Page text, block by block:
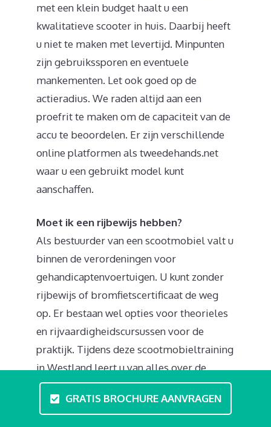
met een klein budget haalt u een
kwalitatieve scooter in huis. Daarbij heeft
u niet te maken met levertijd. Minpunten
zijn gebruikssporen en eventuele
mankementen. Let ook goed op de
actieradius. We raden altijd aan een
proefrit te maken om de capaciteit van de
accu te beoordelen. Er zijn verschillende
online platformen als tweedehands.net
waar u een gebruikt model kunt
aanschaffen.
Moet ik een rijbewijs hebben?
Als bestuurder van een scootmobiel valt u
binnen de verordeningen voor
gehandicaptenvoertuigen. U kunt zonder
rijbewijs of bromfietscertificaat de weg
op. Er bestaan wel opties voor theorieles
en rijvaardigheidscursussen voor de
praktijk. Tijdens deze scootmobieltraining
in Westland leert u van alles over de
voorrangsregels en en kunt u uw
behendigheid ontwikkelen. In de basis zijn
GRATIS BROCHURE AANVRAGEN